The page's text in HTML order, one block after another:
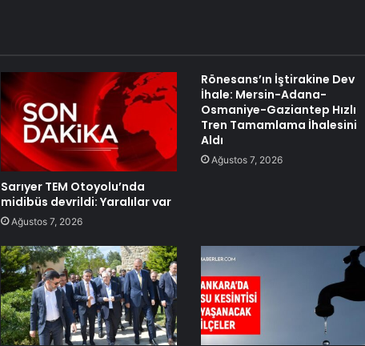
Sarıyer TEM Otoyolu’nda
midibüs devrildi: Yaralılar var
Ağustos 7, 2026
Rönesans’ın İştirakine Dev
İhale: Mersin-Adana-
Osmaniye-Gaziantep Hızlı
Tren Tamamlama İhalesini
Aldı
Ağustos 7, 2026